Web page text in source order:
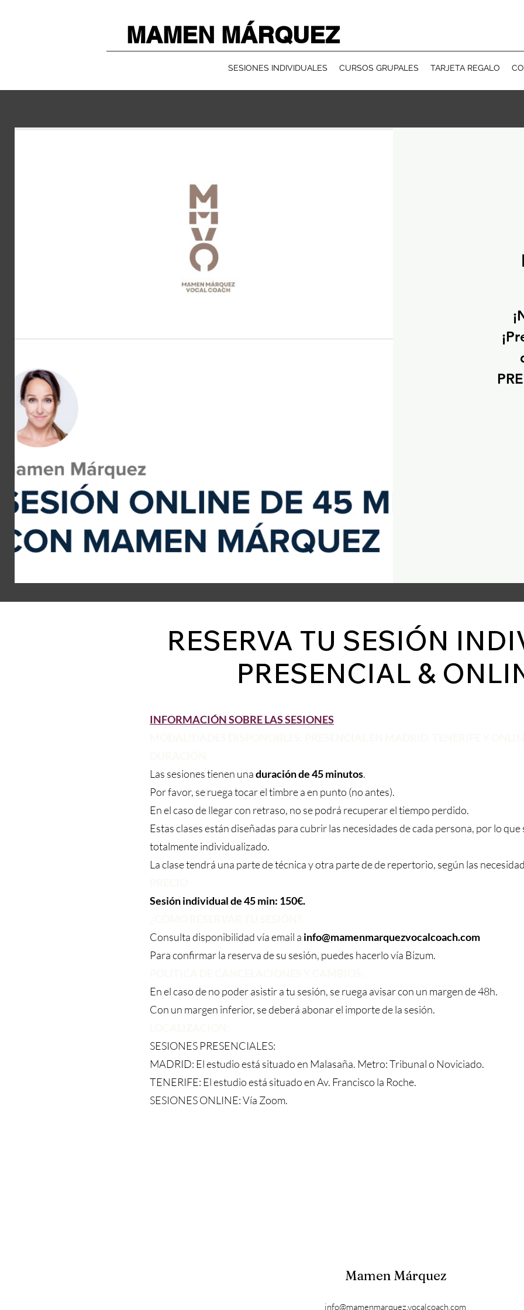
MAMEN MÁRQUEZ
SESIONES INDIVIDUALES CURSOS GRUPALES TARJETA REGALO
RESERVA TU SESIÓN
PRESENCIAL &
INFORMACIÓN SOBRE LAS SESIONES
Las sesiones tienen unaduración de 45 minutos.
Por favor, se ruega tocar el timbre a en punto (no antes).
En el caso de llegar con retraso, no se podrá recuperar el tiempo perdido.
Estas clases están diseñadas para cubrir las necesidades de cada persona, por lo
totalmente individualizado.
La clase tendrá una parte de técnica y otra parte de de repertorio, según las
Sesión individual de 45 min: 150€.
Consulta disponibilidad vía email a info@mamenmarquezvocalcoach.com
Para confirmar la reserva de su sesión, puedes hacerlo vía Bizum.
En el caso de no poder asistir a tu sesión, se ruega avisar con un margen de 48h.
Con un margen inferior, se deberá abonar el importe de la sesión.
SESIONES PRESENCIALES:
MADRID: El estudio está situado en Malasaña. Metro: Tribunal o Noviciado.
TENERIFE: El estudio está situado en Av. Francisco la Roche.
SESIONES ONLINE: Vía Zoom.
Mamen Márquez
info@mamenmarquez.vocalcoach.com